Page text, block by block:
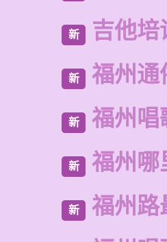
新 吉他培
新 福州通
新 福州唱
新 福州哪
新
福州路